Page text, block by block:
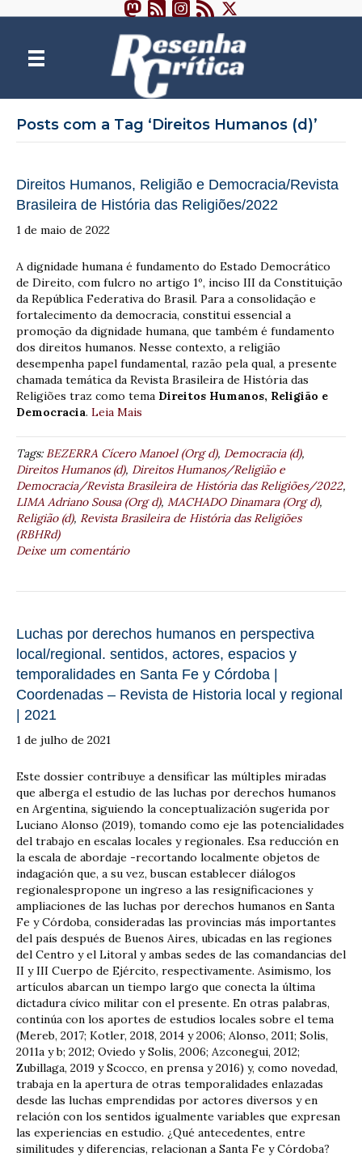
Posts com a Tag ‘Direitos Humanos (d)’
Direitos Humanos, Religião e Democracia/Revista
Brasileira de História das Religiões/2022
1 de maio de 2022
A dignidade humana é fundamento do Estado Democrático
de Direito, com fulcro no artigo 1º, inciso III da Constituição
da República Federativa do Brasil. Para a consolidação e
fortalecimento da democracia, constitui essencial a
promoção da dignidade humana, que também é fundamento
dos direitos humanos. Nesse contexto, a religião
desempenha papel fundamental, razão pela qual, a presente
chamada temática da Revista Brasileira de História das
Religiões traz como tema Direitos Humanos, Religião e
Democracia. Leia Mais
Tags:BEZERRA Cícero Manoel (Org d), Democracia (d),
Direitos Humanos (d), Direitos Humanos/Religião e
Democracia/Revista Brasileira de História das Religiões/2022,
LIMA Adriano Sousa (Org d), MACHADO Dinamara (Org d),
Religião (d), Revista Brasileira de História das Religiões
(RBHRd)
Deixe um comentário
Luchas por derechos humanos en perspectiva
local/regional. sentidos, actores, espacios y
temporalidades en Santa Fe y Córdoba |
Coordenadas – Revista de Historia local y regional
| 2021
1 de julho de 2021
Este dossier contribuye a densificar las múltiples miradas
que alberga el estudio de las luchas por derechos humanos
en Argentina, siguiendo la conceptualización sugerida por
Luciano Alonso (2019), tomando como eje las potencialidades
del trabajo en escalas locales y regionales. Esa reducción en
la escala de abordaje -recortando localmente objetos de
indagación que, a su vez, buscan establecer diálogos
regionalespropone un ingreso a las resignificaciones y
ampliaciones de las luchas por derechos humanos en Santa
Fe y Córdoba, consideradas las provincias más importantes
del país después de Buenos Aires, ubicadas en las regiones
del Centro y el Litoral y ambas sedes de las comandancias del
II y III Cuerpo de Ejército, respectivamente. Asimismo, los
artículos abarcan un tiempo largo que conecta la última
dictadura cívico militar con el presente. En otras palabras,
continúa con los aportes de estudios locales sobre el tema
(Mereb, 2017; Kotler, 2018, 2014 y 2006; Alonso, 2011; Solis,
2011a y b; 2012; Oviedo y Solis, 2006; Azconegui, 2012;
Zubillaga, 2019 y Scocco, en prensa y 2016) y, como novedad,
trabaja en la apertura de otras temporalidades enlazadas
desde las luchas emprendidas por actores diversos y en
relación con los sentidos igualmente variables que expresan
las experiencias en estudio. ¿Qué antecedentes, entre
similitudes y diferencias, relacionan a Santa Fe y Córdoba?